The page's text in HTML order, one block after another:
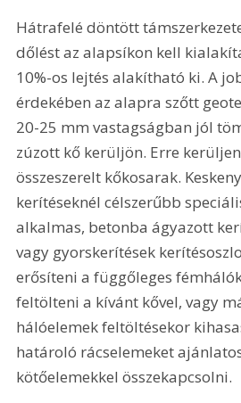
Hátrafelé döntött
dőlést az alapsíkon kell
10%-os lejtés alakítható ki. A
érdekében az alapra szőtt
20-25 mm vastagságban jól
zúzott kő kerüljön. Erre
összeszerelt kőkosarak.
kerítéseknél célszerűbb
alkalmas, betonba ágyazott
vagy gyorskerítések
erősíteni a függőleges
feltölteni a kívánt kővel, vagy
hálóelemek feltöltésekor
határoló rácselemeket
kötőelemekkel összekapcsolni.